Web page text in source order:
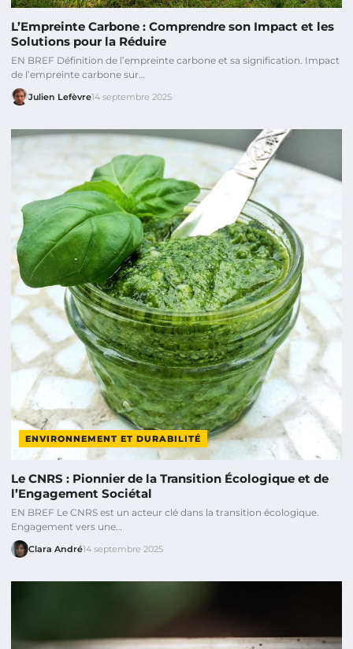
L’Empreinte Carbone : Comprendre son Impact et les
Solutions pour la Réduire
EN BREF Définition de l’empreinte carbone et sa signification. Impact
de l’empreinte carbone sur…
Julien Lefèvre14 septembre 2025
ENVIRONNEMENT ET DURABILITÉ
Le CNRS : Pionnier de la Transition Écologique et de
l’Engagement Sociétal
EN BREF Le CNRS est un acteur clé dans la transition écologique.
Engagement vers une…
Clara André14 septembre 2025